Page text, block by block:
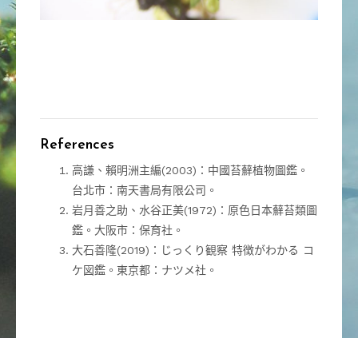
References
高謙、賴明洲主編(2003)：中國苔蘚植物圖鑑。
台北市：南天書局有限公司。
岩月善之助、水谷正美(1972)：原色日本蘚苔類圖
鑑。大阪市：保育社。
大石善隆(2019)：じっくり観察 特徴がわかる コ
ケ図鑑。東京都：ナツメ社。